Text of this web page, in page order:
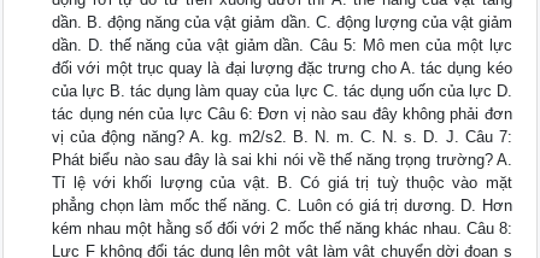
dần. B. động năng của vật giảm dần. C. động lượng của vật giảm
dần. D. thế năng của vật giảm dần. Câu 5: Mô men của một lực
đối với một trục quay là đại lượng đặc trưng cho A. tác dụng kéo
của lực B. tác dụng làm quay của lực C. tác dụng uốn của lực D.
tác dụng nén của lực Câu 6: Đơn vị nào sau đây không phải đơn
vị của động năng? A. kg. m2/s2. B. N. m. C. N. s. D. J. Câu 7:
Phát biểu nào sau đây là sai khi nói về thế năng trọng trường? A.
Tỉ lệ với khối lượng của vật. B. Có giá trị tuỳ thuộc vào mặt
phẳng chọn làm mốc thế năng. C. Luôn có giá trị dương. D. Hơn
kém nhau một hằng số đối với 2 mốc thế năng khác nhau. Câu 8:
Lực F không đổi tác dụng lên một vật làm vật chuyển dời đoạn s